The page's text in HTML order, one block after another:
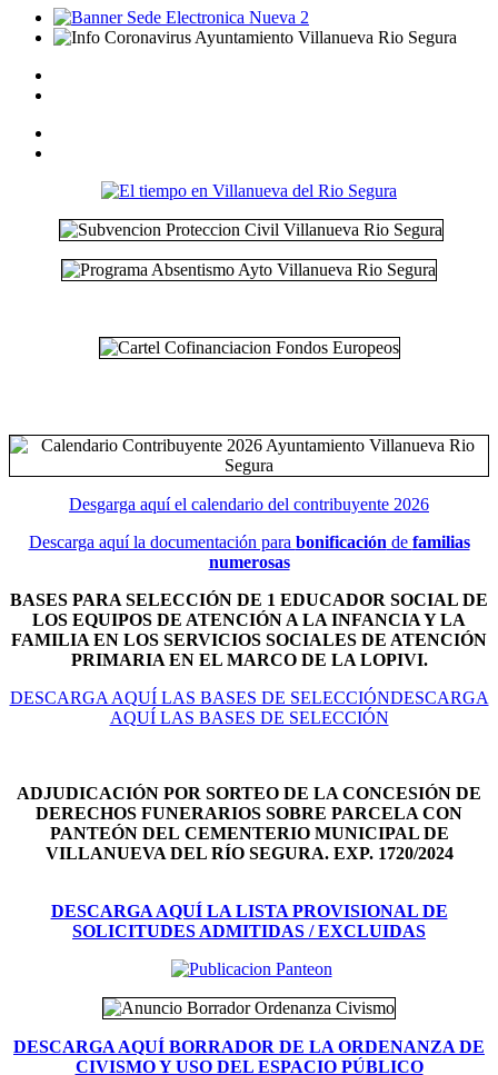
Desgarga aquí el calendario del contribuyente 2026
Descarga aquí la documentación para bonificación de familias
numerosas
BASES PARA SELECCIÓN DE 1 EDUCADOR SOCIAL DE
LOS EQUIPOS DE ATENCIÓN A LA INFANCIA Y LA
FAMILIA EN LOS SERVICIOS SOCIALES DE ATENCIÓN
PRIMARIA EN EL MARCO DE LA LOPIVI.
DESCARGA AQUÍ LAS BASES DE SELECCIÓNDESCARGA
AQUÍ LAS BASES DE SELECCIÓN
ADJUDICACIÓN POR SORTEO DE LA CONCESIÓN DE
DERECHOS FUNERARIOS SOBRE PARCELA CON
PANTEÓN DEL CEMENTERIO MUNICIPAL DE
VILLANUEVA DEL RÍO SEGURA. EXP. 1720/2024
DESCARGA AQUÍ LA LISTA PROVISIONAL DE
SOLICITUDES ADMITIDAS / EXCLUIDAS
DESCARGA AQUÍ BORRADOR DE LA ORDENANZA DE
CIVISMO Y USO DEL ESPACIO PÚBLICO